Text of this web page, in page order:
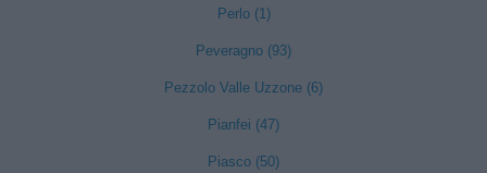
Perlo (1)
Peveragno (93)
Pezzolo Valle Uzzone (6)
Pianfei (47)
Piasco (50)